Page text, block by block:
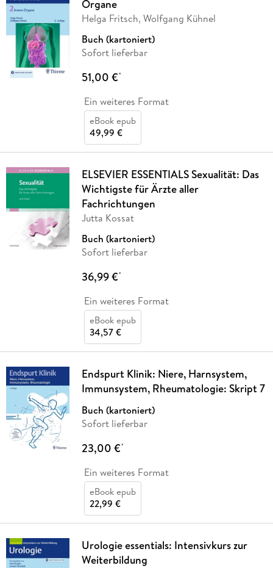
Organe
Helga Fritsch, Wolfgang Kühnel
Buch (kartoniert)
Sofort lieferbar
51,00 €*
Ein weiteres Format
eBook epub
49,99 €
ELSEVIER ESSENTIALS Sexualität: Das
Wichtigste für Ärzte aller
Fachrichtungen
Jutta Kossat
Buch (kartoniert)
Sofort lieferbar
36,99 €*
Ein weiteres Format
eBook epub
34,57 €
Endspurt Klinik: Niere, Harnsystem,
Immunsystem, Rheumatologie: Skript 7
Buch (kartoniert)
Sofort lieferbar
23,00 €*
Ein weiteres Format
eBook epub
22,99 €
Urologie essentials: Intensivkurs zur
Weiterbildung